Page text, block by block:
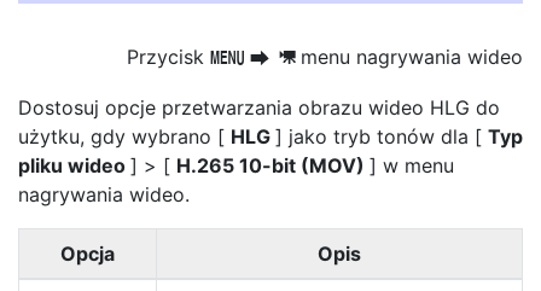
Przycisk G U 1 menu nagrywania wideo
Dostosuj opcje przetwarzania obrazu wideo HLG do
użytku, gdy wybrano [ HLG ] jako tryb tonów dla [ Typ
pliku wideo ] > [ H.265 10-bit (MOV) ] w menu
nagrywania wideo.
Opcja Opis